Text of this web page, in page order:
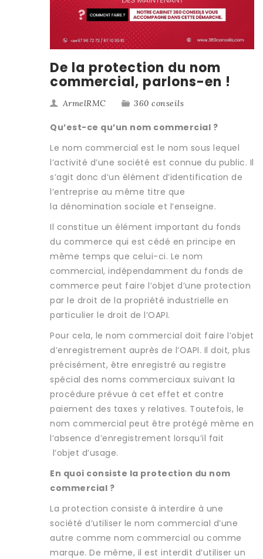
De la protection du nom
commercial, parlons-en !
ArmelRMC 360 conseils
Qu’est-ce qu’un nom commercial ?
Le nom commercial est le nom sous lequel
l’activité d’une société est connue du public. Il
s’agit donc d’un élément d’identification de
l’entreprise au même titre que
la dénomination sociale et l’enseigne.
Il constitue un élément important du fonds
du commerce qui est cédé en principe en
même temps que celui-ci. Le nom
commercial, indépendamment du fonds de
commerce peut faire l’objet d’une protection
par le droit de la propriété industrielle en
particulier le droit de l’OAPI.
Pour cela, le nom commercial doit faire l’objet
d’enregistrement auprès de l’OAPI. Il doit, plus
précisément, être enregistré au registre
spécial des noms commerciaux suivant la
procédure prévue à cet effet et contre
paiement des taxes y relatives. Toutefois, le
nom commercial peut être protégé même en
l’absence d’enregistrement lorsqu’il fait
l’objet d’usage.
En quoi consiste la protection du nom
commercial ?
La protection consiste à interdire à une
société d’utiliser le nom commercial d’une
autre comme nom commercial ou comme
marque. De même, il est interdit d’utiliser un